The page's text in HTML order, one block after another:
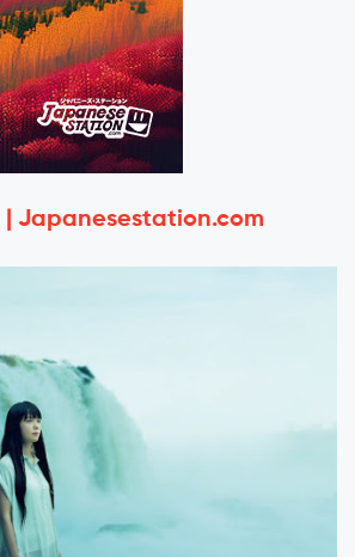
Japanesestation.com